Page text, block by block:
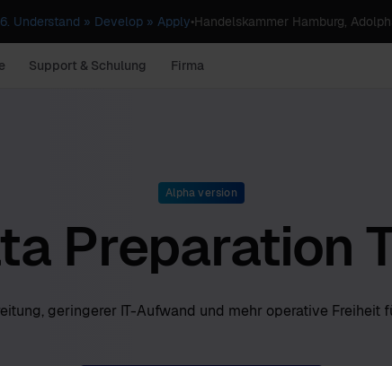
Understand » Develop » Apply•Handelskammer Hamburg,
Support & Schulung Firma
Alpha version
Preparation
geringerer IT-Aufwand und mehr operative Freiheit